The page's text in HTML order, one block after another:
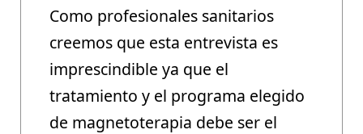
Como profesionales sanitarios
creemos que esta entrevista es
imprescindible ya que el
tratamiento y el programa elegido
de magnetoterapia debe ser el